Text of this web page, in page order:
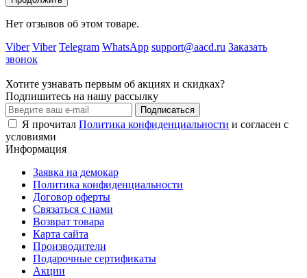
Нет отзывов об этом товаре.
Viber Viber Telegram WhatsApp support@aacd.ru Заказать
звонок
Хотите узнавать первым об акциях и скидках?
Подпишитесь на нашу рассылку
Подписаться
Я прочитал Политика конфиденциальности и согласен с
условиями
Информация
Заявка на демокар
Политика конфиденциальности
Договор оферты
Связаться с нами
Возврат товара
Карта сайта
Производители
Подарочные сертификаты
Акции